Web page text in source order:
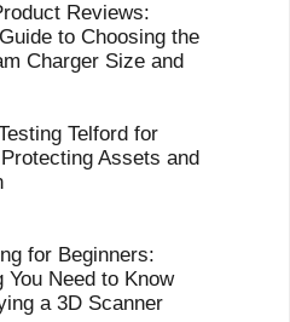
Reviews:
to Choosing the
Charger Size and
Telford for
Assets and
for Beginners:
You Need to Know
a 3D Scanner